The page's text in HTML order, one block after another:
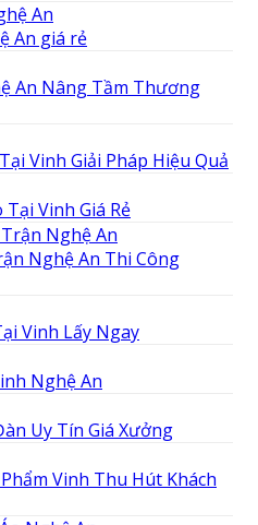
An giá rẻ
An Nâng Tầm Thương
Vinh Giải Pháp Hiệu Quả
Vinh Giá Rẻ
Nghệ An Thi Công
Vinh Lấy Ngay
Nghệ An
Uy Tín Giá Xưởng
Vinh Thu Hút Khách